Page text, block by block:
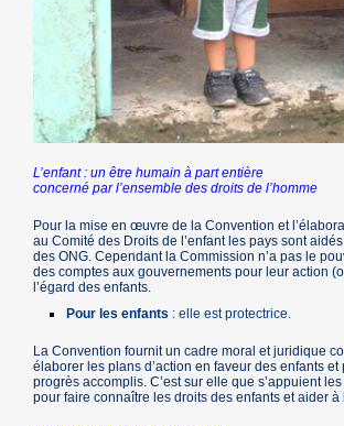
L’enfant : un être humain à part entière
concerné par l’ensemble des droits de l’homme
Pour la mise en œuvre de la Convention et
au Comité des Droits de l’enfant les pays sont
des ONG. Cependant la Commission n’a pas le
des comptes aux gouvernements pour leur action
l’égard des enfants.
Pour les enfants : elle est protectrice.
La Convention fournit un cadre moral et juridique
élaborer les plans d’action en faveur des enfants
progrès accomplis. C’est sur elle que s’appuient les
pour faire connaître les droits des enfants et aider